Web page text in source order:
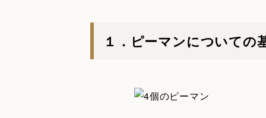
１．ピーマンについての